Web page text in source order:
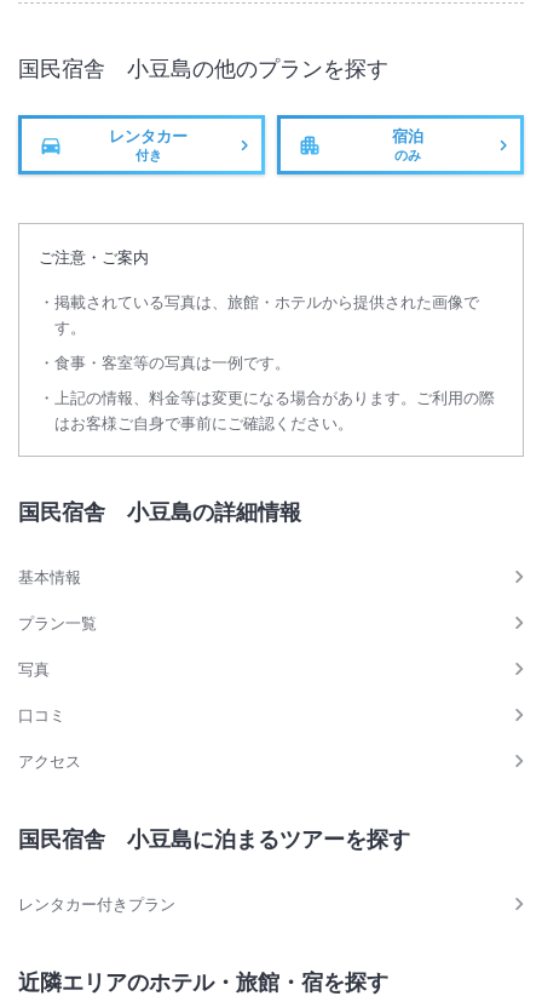
国民宿舎 小豆島の他のプランを探す
レンタカー
付き
宿泊
のみ
ご注意・ご案内
掲載されている写真は、旅館・ホテルから提供された画像で
す。
食事・客室等の写真は一例です。
上記の情報、料金等は変更になる場合があります。ご利用の際
はお客様ご自身で事前にご確認ください。
国民宿舎 小豆島の詳細情報
基本情報
プラン一覧
写真
口コミ
アクセス
国民宿舎 小豆島に泊まるツアーを探す
レンタカー付きプラン
近隣エリアのホテル・旅館・宿を探す